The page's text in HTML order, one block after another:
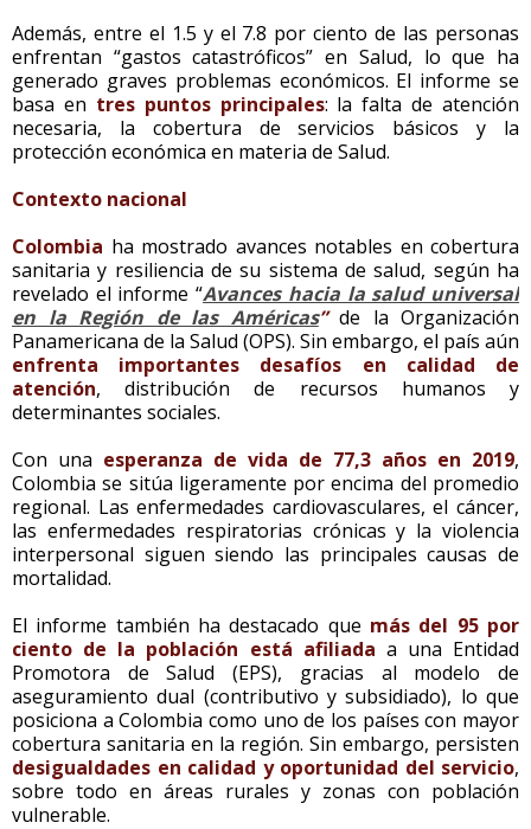
Además, entre el 1.5 y el 7.8 por ciento de las personas
enfrentan “gastos catastróficos” en Salud, lo que ha
generado graves problemas económicos. El informe se
basa en tres puntos principales: la falta de atención
necesaria, la cobertura de servicios básicos y la
protección económica en materia de Salud.
Contexto nacional
Colombia ha mostrado avances notables en cobertura
sanitaria y resiliencia de su sistema de salud, según ha
revelado el informe “Avances hacia la salud universal
en la Región de las Américas” de la Organización
Panamericana de la Salud (OPS). Sin embargo, el país aún
enfrenta importantes desafíos en calidad de
atención, distribución de recursos humanos y
determinantes sociales.
Con una esperanza de vida de 77,3 años en 2019,
Colombia se sitúa ligeramente por encima del promedio
regional. Las enfermedades cardiovasculares, el cáncer,
las enfermedades respiratorias crónicas y la violencia
interpersonal siguen siendo las principales causas de
mortalidad.
El informe también ha destacado que más del 95 por
ciento de la población está afiliada a una Entidad
Promotora de Salud (EPS), gracias al modelo de
aseguramiento dual (contributivo y subsidiado), lo que
posiciona a Colombia como uno de los países con mayor
cobertura sanitaria en la región. Sin embargo, persisten
desigualdades en calidad y oportunidad del servicio,
sobre todo en áreas rurales y zonas con población
vulnerable.